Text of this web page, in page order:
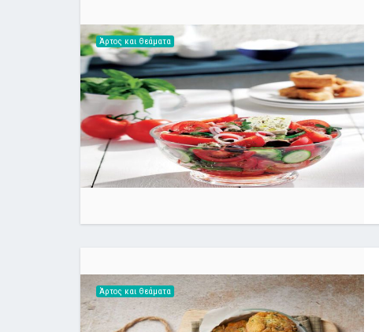
Άρτος και Θεάματα
Άρτος και Θεάματα